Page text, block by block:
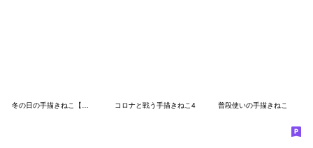
コロナと戦う手描きねこ4 普段使いの手描きねこ